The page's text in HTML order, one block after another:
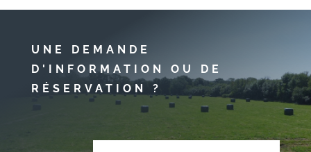
UNE DEMANDE
D'INFORMATION OU DE
RÉSERVATION ?